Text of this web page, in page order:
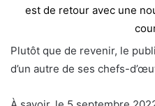
est de retour avec une
Plutôt que de revenir, le
d’un autre de ses chefs-